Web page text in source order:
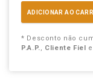
ADICIONAR AO
* Desconto não
P.A.P., Cliente Fiel e